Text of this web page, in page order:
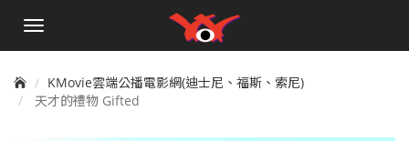
手
單
KMovie雲端公播電影網(迪士尼、福斯、索尼)
天才的禮物 Gifted